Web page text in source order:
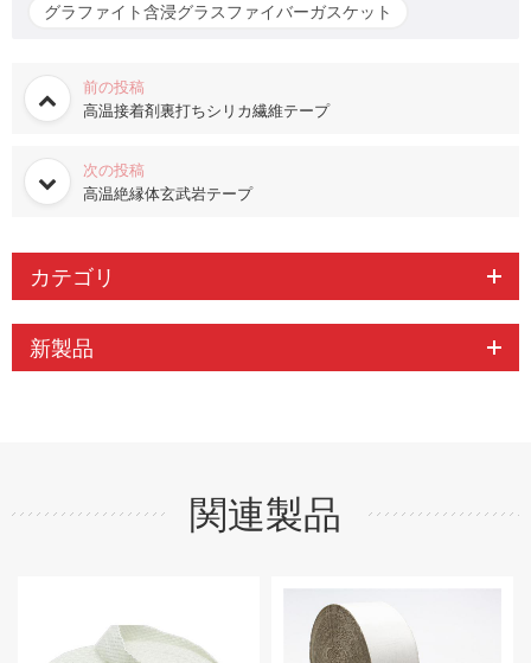
グラファイト含浸グラスファイバーガスケット
前の投稿
高温接着剤裏打ちシリカ繊維テープ
次の投稿
高温絶縁体玄武岩テープ
カテゴリ
新製品
関連製品